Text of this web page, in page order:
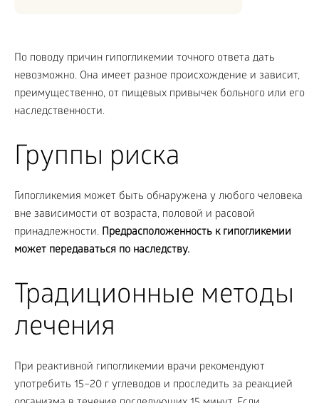
По поводу причин гипогликемии точного ответа дать
невозможно. Она имеет разное происхождение и зависит,
преимущественно, от пищевых привычек больного или его
наследственности.
Группы риска
Гипогликемия может быть обнаружена у любого человека
вне зависимости от возраста, половой и расовой
принадлежности. Предрасположенность к гипогликемии
может передаваться по наследству.
Традиционные методы
лечения
При реактивной гипогликемии врачи рекомендуют
употребить 15–20 г углеводов и проследить за реакцией